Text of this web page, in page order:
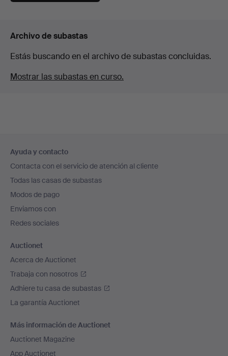
Archivo de subastas
Estás buscando en el archivo de subastas concluidas.
Mostrar las subastas en curso.
en
el
pie
de
página
Ayuda y contacto
Contacta con el servicio de atención al cliente
Todas las casas de subastas
Modos de pago
Enviamos con
Redes sociales
Auctionet
Acerca de Auctionet
Trabaja con nosotros
Adhiere tu casa de subastas
La garantía Auctionet
Más información de Auctionet
Auctionet Magazine
App Auctionet